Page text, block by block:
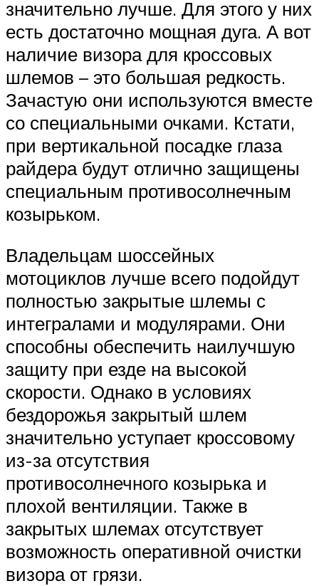
значительно лучше. Для этого у них
есть достаточно мощная дуга. А вот
наличие визора для кроссовых
шлемов – это большая редкость.
Зачастую они используются вместе
со специальными очками. Кстати,
при вертикальной посадке глаза
райдера будут отлично защищены
специальным противосолнечным
козырьком.
Владельцам шоссейных
мотоциклов лучше всего подойдут
полностью закрытые шлемы с
интегралами и модулярами. Они
способны обеспечить наилучшую
защиту при езде на высокой
скорости. Однако в условиях
бездорожья закрытый шлем
значительно уступает кроссовому
из-за отсутствия
противосолнечного козырька и
плохой вентиляции. Также в
закрытых шлемах отсутствует
возможность оперативной очистки
визора от грязи.